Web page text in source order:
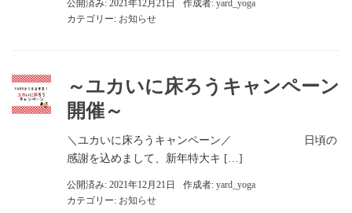
公開済み: 2021年12月21日 作成者: yard_yoga
カテゴリー: お知らせ
～ユカいに床ろうキャンペーン
開催～
＼ユカいに床ろうキャンペーン／ 日頃の
感謝を込めまして、新年特大キ […]
公開済み: 2021年12月21日 作成者: yard_yoga
カテゴリー: お知らせ